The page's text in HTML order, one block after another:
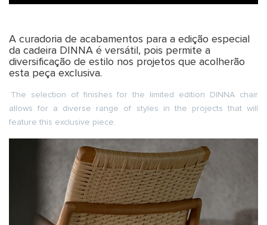
A curadoria de acabamentos para a edição especial
da cadeira DINNA é versátil, pois permite a
diversificação de estilo nos projetos que acolherão
esta peça exclusiva.
The selection of finishes for the limited edition DINNA chair
allows for a diverse range of styles in the projects that will
feature this exclusive piece.